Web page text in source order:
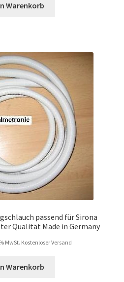
Warenkorb
passend für Sirona
Qualität Made in Germany
MwSt. Kostenloser Versand
Warenkorb